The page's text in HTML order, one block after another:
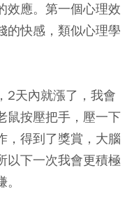
效應。第一個心理效
的快感，類似心理學
2天內就漲了，我會
鼠按壓把手，壓一下
，得到了獎賞，大腦
以下一次我會更積極